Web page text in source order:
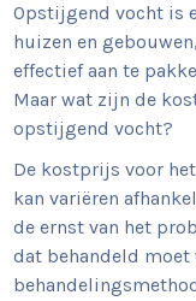
Opstijgend vocht is
huizen en
effectief aan te
Maar wat zijn de
opstijgend vocht?
De kostprijs voor
kan variëren
de ernst van het
dat behandeld moet